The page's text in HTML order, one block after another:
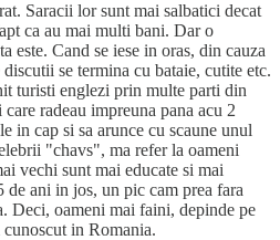
Saracii lor sunt mai salbatici decat
ca au mai multi bani. Dar o
este. Cand se iese in oras, din cauza
se termina cu bataie, cutite etc.
turisti englezi prin multe parti din
radeau impreuna pana acu 2
in cap si sa arunce cu scaune unul
"chavs", ma refer la oameni
vechi sunt mai educate si mai
ani in jos, un pic cam prea fara
Deci, oameni mai faini, depinde pe
in Romania.